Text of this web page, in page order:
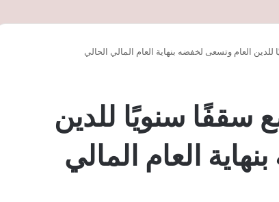
العام وتسعى لخفضه بنهاية العام المالي الحالي
سقفًا سنويًا للدين
العام المالي